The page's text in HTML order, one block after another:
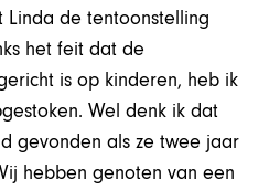
de tentoonstelling
het feit dat de
is op kinderen, heb ik
Wel denk ik dat
gevonden als ze twee jaar
hebben genoten van een